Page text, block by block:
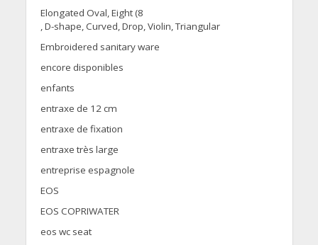
Elongated Oval, Eight (8
, D-shape, Curved, Drop, Violin, Triangular
Embroidered sanitary ware
encore disponibles
enfants
entraxe de 12 cm
entraxe de fixation
entraxe très large
entreprise espagnole
EOS
EOS COPRIWATER
eos wc seat